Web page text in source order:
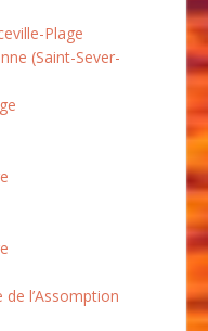
Plage
(Saint-Sever-
de l’Assomption